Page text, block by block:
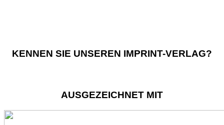
KENNEN SIE UNSEREN IMPRINT-VERLAG?
AUSGEZEICHNET MIT